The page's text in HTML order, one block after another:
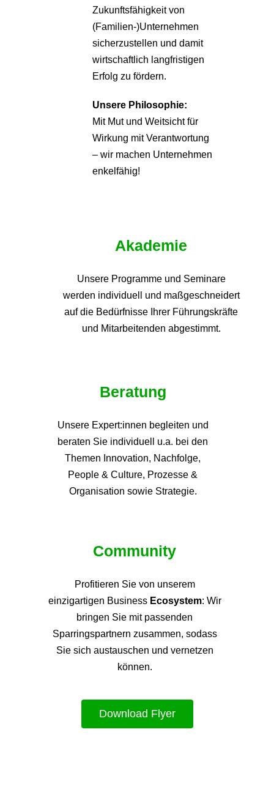
Zukunftsfähigkeit von
(Familien-)Unternehmen
sicherzustellen und damit
wirtschaftlich langfristigen
Erfolg zu fördern.
Unsere Philosophie:
Mit Mut und Weitsicht für
Wirkung mit Verantwortung
– wir machen Unternehmen
enkelfähig!
Akademie
Unsere Programme und Seminare
werden individuell und maßgeschneidert
auf die Bedürfnisse Ihrer Führungskräfte
und Mitarbeitenden abgestimmt.
Beratung
Unsere Expert:innen begleiten und
beraten Sie individuell u.a. bei den
Themen Innovation, Nachfolge,
People & Culture, Prozesse &
Organisation sowie Strategie.
Community
Profitieren Sie von unserem
einzigartigen Business Ecosystem: Wir
bringen Sie mit passenden
Sparringspartnern zusammen, sodass
Sie sich austauschen und vernetzen
können.
Download Flyer